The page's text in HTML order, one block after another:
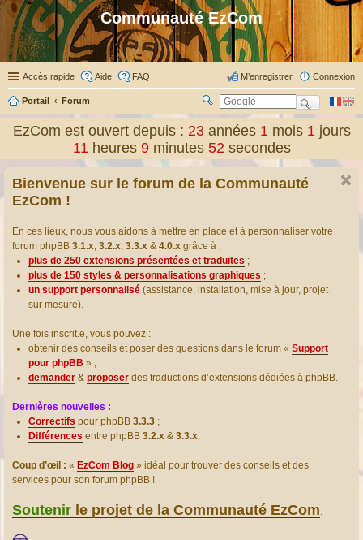
Communauté EzCom
Accès rapide Aide FAQ Connexion
M’enregistrer
Portail Forum
ch
er
EzCom est ouvert depuis : 23 années1 mois1 jours
11 heures9 minutes53 secondes
Bienvenue sur le forum de la Communauté
EzCom !
En ces lieux, nous vous aidons à mettre en place et à personnaliser votre
forum phpBB 3.1.x, 3.2.x, 3.3.x & 4.0.x grâce à :
plus de 250 extensions présentées et traduites ;
plus de 150 styles & personnalisations graphiques ;
un support personnalisé (assistance, installation, mise à jour, projet
sur mesure).
Une fois inscrit.e, vous pouvez :
obtenir des conseils et poser des questions dans le forum « Support
pour phpBB » ;
demander & proposer des traductions d’extensions dédiées à phpBB.
Dernières nouvelles :
Correctifs pour phpBB 3.3.3 ;
Différences entre phpBB 3.2.x & 3.3.x.
Coup d’œil : « EzCom Blog » idéal pour trouver des conseils et des
services pour son forum phpBB !
Soutenir le projet de la Communauté EzCom.